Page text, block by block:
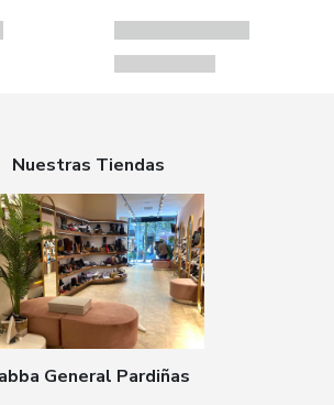
Nuestras Tiendas
General Pardiñas